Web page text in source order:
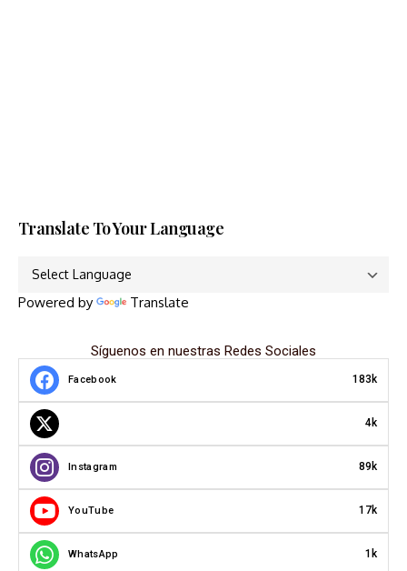
Translate To Your Language
Powered by Translate
Síguenos en nuestras Redes Sociales
Facebook 183k
4k
Instagram 89k
YouTube 17k
WhatsApp 1k